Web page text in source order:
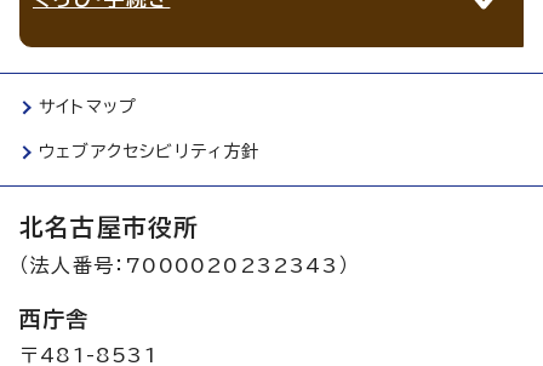
サイトマップ
ウェブアクセシビリティ方針
北名古屋市役所
（法人番号：7000020232343）
西庁舎
〒481-8531